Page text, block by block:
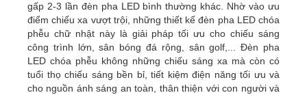
gấp 2-3 lần đèn pha LED bình thường khác. Nhờ vào ưu
điểm chiếu xa vượt trội, những thiết kế đèn pha LED chóa
phễu chữ nhật này là giải pháp tối ưu cho chiếu sáng
công trình lớn, sân bóng đá rộng, sân golf,... Đèn pha
LED chóa phễu không những chiếu sáng xa mà còn có
tuổi thọ chiếu sáng bền bỉ, tiết kiệm điện năng tối ưu và
cho nguồn ánh sáng an toàn, thân thiện với con người và